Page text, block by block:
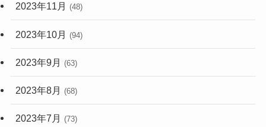
2023年11月 (48)
2023年10月 (94)
2023年9月 (63)
2023年8月 (68)
2023年7月 (73)